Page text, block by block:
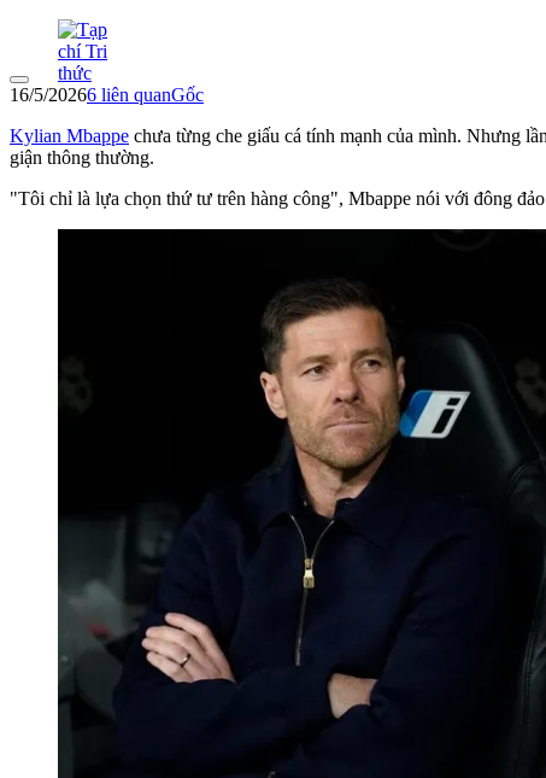
16/5/20266 liên quanGốc
Kylian Mbappe chưa từng che giấu cá tính mạnh của mình. Nhưng
giận thông thường.
"Tôi chỉ là lựa chọn thứ tư trên hàng công", Mbappe nói với đông